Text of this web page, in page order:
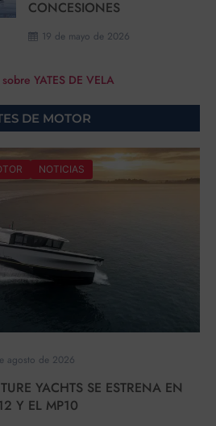
19 de mayo de 2026
CONCESIONES
YATES DE VELA
DE MOTOR
NOTICIAS
agosto de 2026
YACHTS SE ESTRENA EN
Y EL MP10